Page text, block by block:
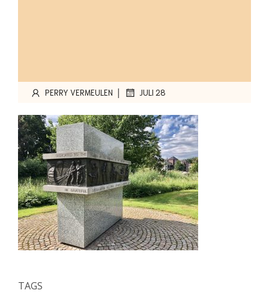
PERRY VERMEULEN | JULI 28
TAGS